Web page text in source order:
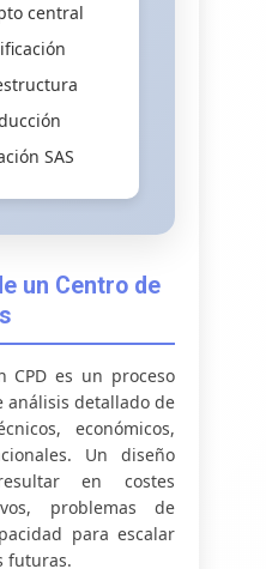
central
SAS
un Centro de
CPD es un proceso
análisis detallado de
económicos,
Un diseño
en costes
problemas de
para escalar
futuras.